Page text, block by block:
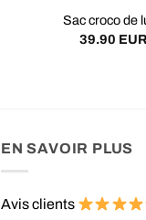
Sac croco de
39.90 EUR
EN SAVOIR PLUS
Avis clients